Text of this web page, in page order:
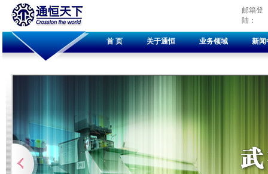
邮箱登
陆：
首 页 关于通恒 业务领域 新闻